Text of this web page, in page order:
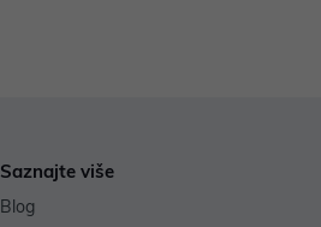
Saznajte više
Blog